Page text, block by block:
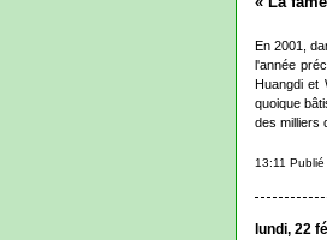
En 2001,
l'année
Huangdi et
quoique
des milliers
13:11
lundi, 22